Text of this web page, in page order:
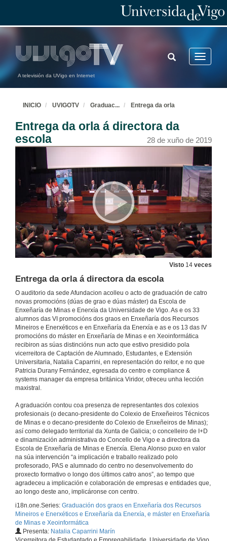
A televisión da UVigo en Internet
Toggle
TOGGLE
SEARCH
INICIO UVIGOTV Graduac... Entrega da orla
Entrega da orla á directora da
escola
28 de xuño de 2019
Visto 14 veces
Entrega da orla á directora da escola
O auditorio da sede Afundacion acolleu o acto de graduación de catro
novas promocións (dúas de grao e dúas máster) da Escola de
Enxeñaría de Minas e Enerxía da Universidade de Vigo. As e os 33
alumnos das VI promocións dos graos en Enxeñaría dos Recursos
Mineiros e Enerxéticos e en Enxeñaría da Enerxía e as e os 13 das IV
promocións do máster en Enxeñaría de Minas e en Xeoinformática
recibiron as súas distincións nun acto que estivo presidido pola
vicerreitora de Captación de Alumnado, Estudantes, e Extensión
Universitaria, Natalia Caparrini, en representación do reitor, e no que
Patricia Durany Fernández, egresada do centro e compliance &
systems manager da empresa británica Viridor, ofreceu unha lección
maxistral.
A graduación contou coa presenza de representantes dos colexios
profesionais (o decano-presidente do Colexio de Enxeñeiros Técnicos
de Minas e o decano-presidente do Colexio de Enxeñeiros de Minas);
así como delegado territorial da Xunta de Galicia; o concelleiro de I+D
e dinamización administrativa do Concello de Vigo e a directora da
Escola de Enxeñaría de Minas e Enerxía. Elena Alonso puxo en valor
na súa intervención “a implicación e traballo realizado polo
profesorado, PAS e alumnado do centro no desenvolvemento do
proxecto formativo o longo dos últimos catro anos”, ao tempo que
agradeceu a implicación e colaboración de empresas e entidades que,
ao longo deste ano, implicáronse con centro.
i18n.one.Series: Graduación dos graos en Enxeñaría dos Recursos
Mineiros e Enerxéticos e Enxeñaría da Enerxía, e máster en Enxeñaría
de Minas e Xeoinformática
Presenta: Natalia Caparrini Marín
Acto Completo
28 de xuño de 2019
Presentación e benvida ó acto